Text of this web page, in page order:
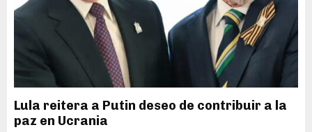
Lula reitera a Putin deseo de contribuir a la
paz en Ucrania